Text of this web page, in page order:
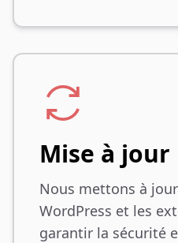
Mise à jour
Nous mettons à
WordPress et les
garantir la sécurité